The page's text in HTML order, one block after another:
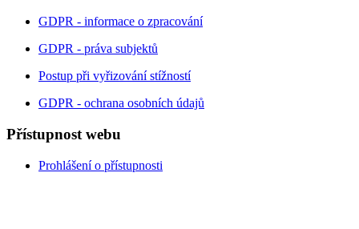
GDPR - informace o zpracování
GDPR - práva subjektů
Postup při vyřizování stížností
GDPR - ochrana osobních údajů
Přístupnost webu
Prohlášení o přístupnosti